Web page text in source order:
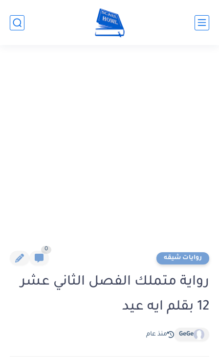
روايات شيقه
0
رواية متملك الفصل الثاني عشر
12 بقلم ايه عيد
GeGe منذ عام